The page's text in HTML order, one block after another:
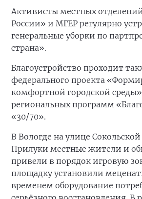
Активисты местных
России» и МГЕР регулярно
генеральные уборки по
страна».
Благоустройство проходит
федерального проекта
комфортной городской
региональных программ
«30/70».
В Вологде на улице
Прилуки местные жители и
привели в порядок игровую
площадку установили
временем оборудование